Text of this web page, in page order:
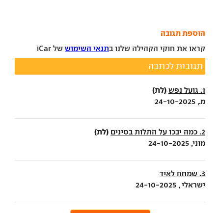
הוספת תגובה
קראו את חוקי הקהילה שלנו בתנאי השימוש של iCar
תגובות לכתבה
1. גועל נפש (לת)
מ., 24-10-2025
2. כמה יבכו על התלות בסינים (לת)
מוני, 24-10-2025
3. שמחה לאיד
ישראלי , 24-10-2025